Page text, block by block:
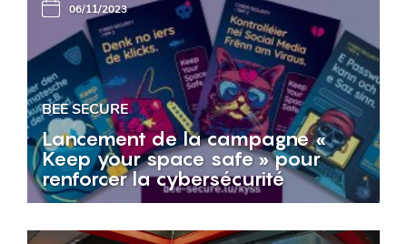
06/11/2023
BEE SECURE
Lancement de la campagne «
Keep your space safe » pour
renforcer la cybersécurité